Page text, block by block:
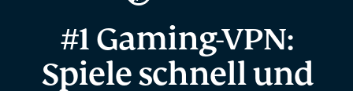
#1 Gaming-VPN:
Spiele schnell und